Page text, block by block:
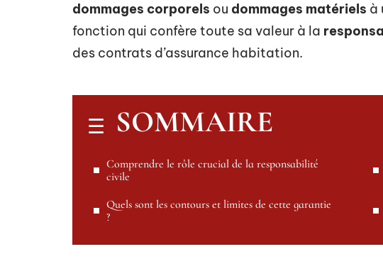
dommages corporels ou dommages matériels à
fonction qui confère toute sa valeur à la
des contrats d’assurance habitation.
SOMMAIRE
Comprendre le rôle crucial de la responsabilité
civile
Quels sont les contours et limites de cette garantie
?